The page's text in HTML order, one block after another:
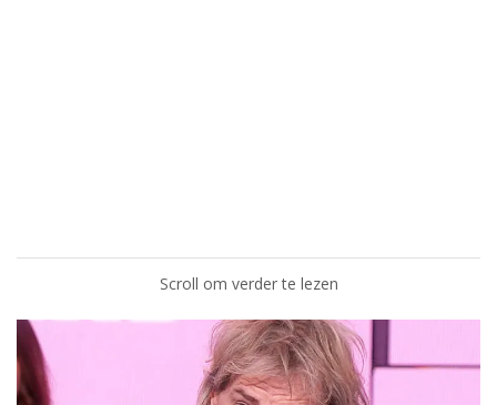
Scroll om verder te lezen